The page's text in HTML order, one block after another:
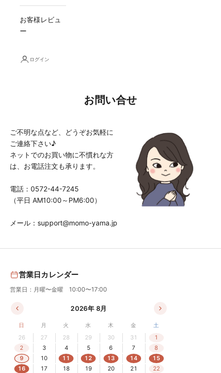
お客様レビュ
ー
ログイン
お問い合せ
ご不明な点など、どうぞお気軽に
ご連絡下さい♪
ネットでのお買い物に不慣れな方
は、お電話注文も承ります。
電話： 0572-44-7245
（平日 AM10:00～PM6:00）
メール： support@momo-yama.jp
営業日カレンダー
営業日：月曜〜金曜 10:00〜17:00
2026年 8月
日 月 火 水 木 金
土
26
27 28 29 30 31
1
2
3 4 5 6 7
8
9
10 11 12 13 14
15
16
17 18 19 20 21 22